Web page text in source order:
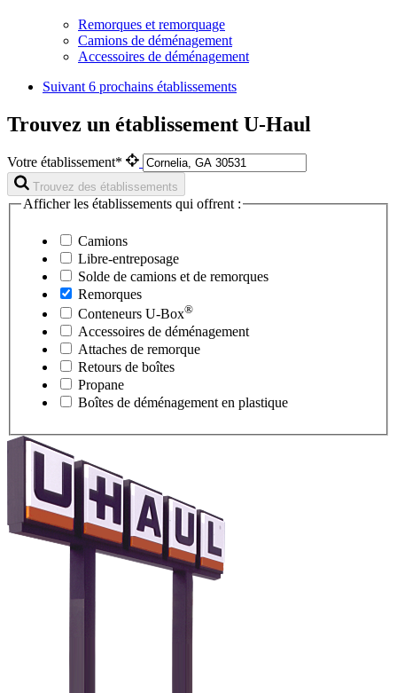
Remorques et remorquage
Camions de déménagement
Accessoires de déménagement
Suivant 6 prochains établissements
Trouvez un établissement U-Haul
Votre établissement*
Trouvez des établissements
Afficher les établissements qui offrent :
Camions
Libre-entreposage
Solde de camions et de remorques
Remorques
Conteneurs U-Box®
Accessoires de déménagement
Attaches de remorque
Retours de boîtes
Propane
Boîtes de déménagement en plastique